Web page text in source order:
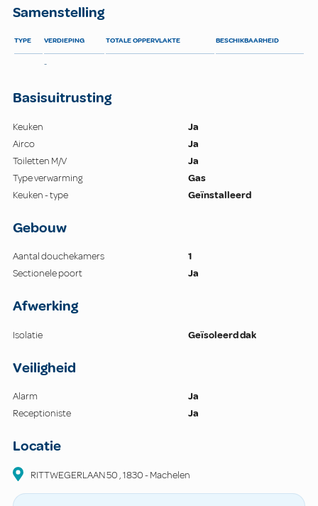
Samenstelling
TYPE VERDIEPING TOTALE OPPERVLAKTE BESCHIKBAARHEID
-
Basisuitrusting
Keuken
Ja
Airco
Ja
Toiletten M/V
Ja
Type verwarming
Gas
Keuken - type
Geïnstalleerd
Gebouw
Aantal douchekamers
1
Sectionele poort
Ja
Afwerking
Isolatie Geïsoleerd dak
Veiligheid
Alarm
Ja
Receptioniste
Ja
Locatie
RITTWEGERLAAN50 ,1830-Machelen